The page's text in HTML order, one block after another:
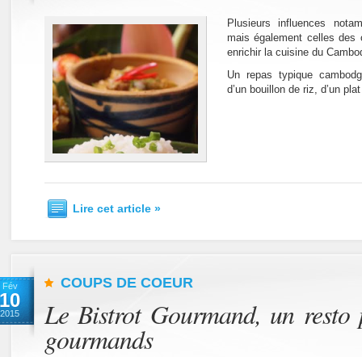
Plusieurs influences
mais également celles des
enrichir la cuisine du
Un repas typique
d’un bouillon de riz, d’un
Lire cet article »
Fév
10
2015
COUPS DE COEUR
Le Bistrot Gourmand, un
gourmands